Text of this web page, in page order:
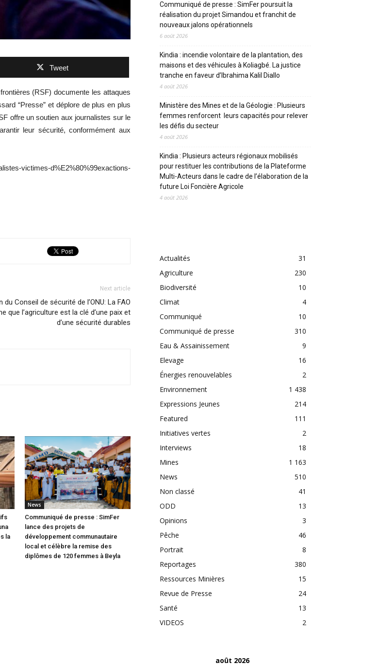
Tweet
(RSF) documente les attaques
“Presse” et déplore de plus en plus
offre un soutien aux journalistes sur le
leur sécurité, conformément aux
victimes-d%E2%80%99exactions-
Next article
du Conseil de sécurité de l’ONU: La FAO
que l’agriculture est la clé d’une paix et
d’une sécurité durables
la
News
Communiqué de presse : SimFer
lance des projets de
développement communautaire
local et célèbre la remise des
diplômes de 120 femmes à Beyla
Communiqué de presse : SimFer poursuit la
réalisation du projet Simandou et franchit de
nouveaux jalons opérationnels
6 août 2026
Kindia : incendie volontaire de la plantation, des
maisons et des véhicules à Koliagbé. La justice
tranche en faveur d’Ibrahima Kalil Diallo
4 août 2026
Ministère des Mines et de la Géologie : Plusieurs
femmes renforcent leurs capacités pour relever
les défis du secteur
4 août 2026
Kindia : Plusieurs acteurs régionaux mobilisés
pour restituer les contributions de la Plateforme
Multi-Acteurs dans le cadre de l’élaboration de la
future Loi Foncière Agricole
4 août 2026
Actualités
31
Agriculture
230
Biodiversité
10
Climat
4
Communiqué
10
Communiqué de presse
310
Eau & Assainissement
9
Elevage
16
Énergies renouvelables
2
Environnement
1 438
Expressions Jeunes
214
Featured
111
Initiatives vertes
2
Interviews
18
Mines
1 163
News
510
Non classé
41
ODD
13
Opinions
3
Pêche
46
Portrait
8
Reportages
380
Ressources Minières
15
Revue de Presse
24
Santé
13
VIDEOS
2
août 2026